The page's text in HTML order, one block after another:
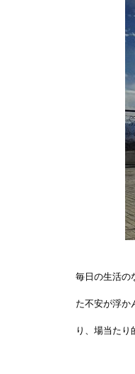
毎日の生活の
た不安が浮か
り、場当たり